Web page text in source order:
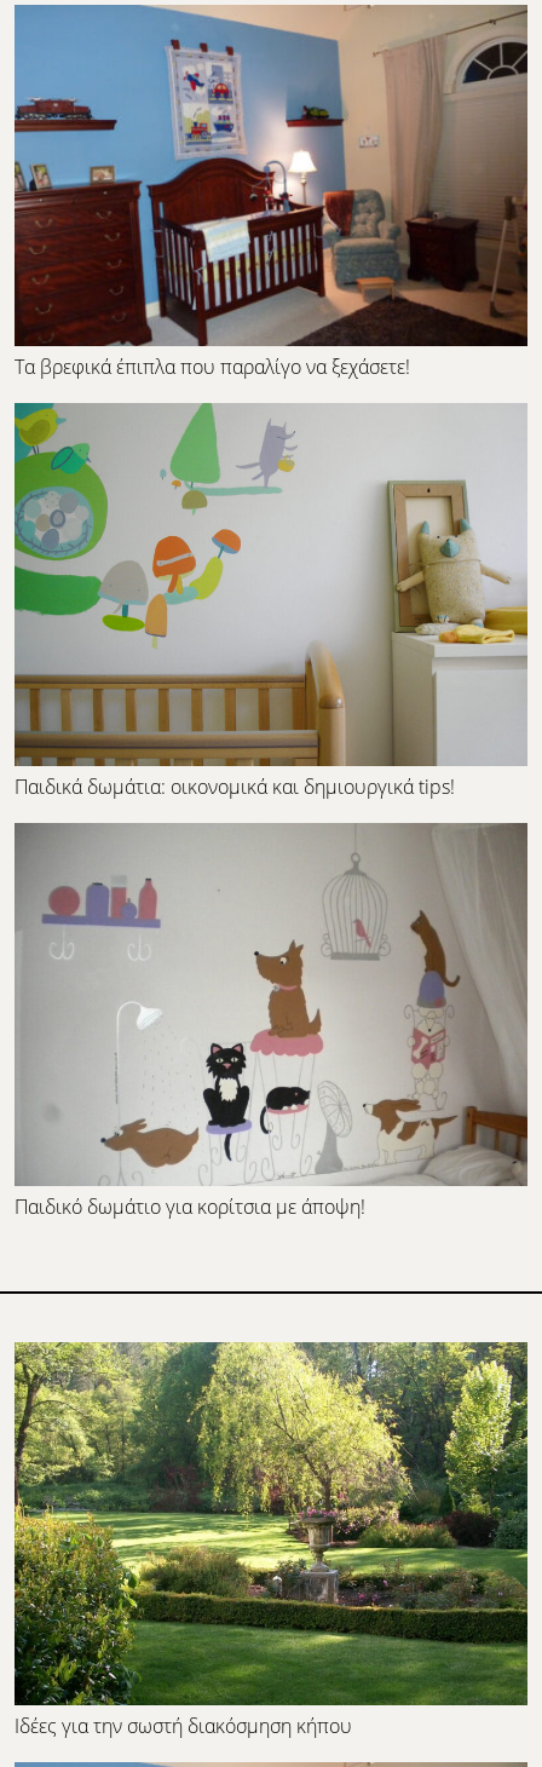
Τα βρεφικά έπιπλα που παραλίγο να ξεχάσετε!
Παιδικά δωμάτια: οικονομικά και δημιουργικά tips!
Παιδικό δωμάτιο για κορίτσια με άποψη!
Ιδέες για την σωστή διακόσμηση κήπου